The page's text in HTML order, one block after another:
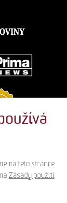
na této stránce
Zásady použití